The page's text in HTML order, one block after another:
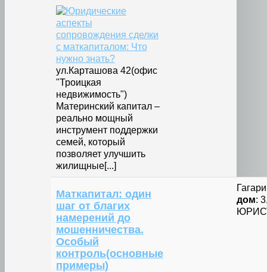
ул.Карташова 42(офис
"Троицкая
недвижимость")
Материнский капитал –
реально мощный
инструмент поддержки
семей, который
позволяет улучшить
жилищные[...]
Маткапитал: один
шаг от благих
намерений до
мошенничества.
Особый
контроль(основные
примеры)
дом: